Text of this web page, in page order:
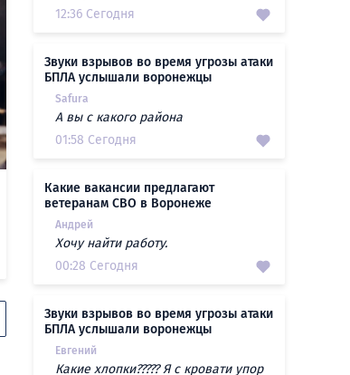
12:36 Сегодня
Звуки взрывов во время угрозы атаки
БПЛА услышали воронежцы
Safura
А вы с какого района
01:58 Сегодня
Какие вакансии предлагают
ветеранам СВО в Воронеже
Андрей
Хочу найти работу.
00:28 Сегодня
Звуки взрывов во время угрозы атаки
БПЛА услышали воронежцы
Евгений
Какие хлопки????? Я с кровати упор